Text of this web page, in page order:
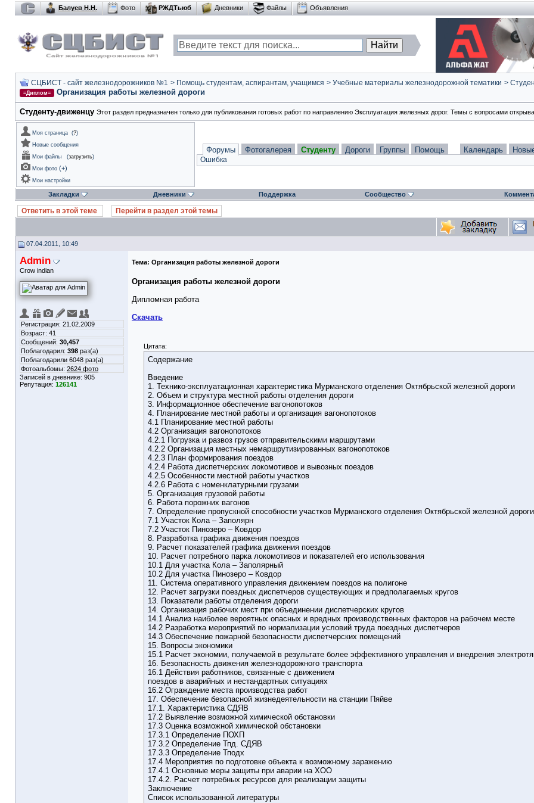
Балуев Н.Н. Фото РЖДТьюб Дневники Файлы Объявления
СЦБИСТ - сайт железнодорожников №1 > Помощь студентам, аспирантам, учащимся > Учебные материалы железнодорожной тематики >
=Диплом= Организация работы железной дороги
Студенту-движeнцу Этот раздел предназначен только для публикования готовых работ по направлению Эксплуатация железных дорог. Темы с вопросами
Моя страница (?)
Новые сообщения
Мои файлы
(загрузить)
Мои фото (+)
Мои настройки
Форумы Фотогалерея Студенту Дороги Группы Помощь Календарь
Ошибка
Закладки Дневники Поддержка Сообщество
Ответить в этой теме Перейти в раздел этой темы
07.04.2011, 10:49
Admin
Crow indian
Регистрация: 21.02.2009
Возраст: 41
Сообщений: 30,457
Поблагодарил: 398 раз(а)
Поблагодарили 6048 раз(а)
Фотоальбомы: 2624 фото
Записей в дневнике: 905
Репутация: 126141
Тема: Организация работы железной дороги
Организация работы железной дороги
Дипломная работа
Скачать
Цитата:
Содержание
Введение
1. Технико-эксплуатационная характеристика Мурманского отделения Октябрьской железной дороги
2. Объем и структура местной работы отделения дороги
3. Информационное обеспечение вагонопотоков
4. Планирование местной работы и организация вагонопотоков
4.1 Планирование местной работы
4.2 Организация вагонопотоков
4.2.1 Погрузка и развоз грузов отправительскими маршрутами
4.2.2 Организация местных немаршрутизированных вагонопотоков
4.2.3 План формирования поездов
4.2.4 Работа диспетчерских локомотивов и вывозных поездов
4.2.5 Особенности местной работы участков
4.2.6 Работа с номенклатурными грузами
5. Организация грузовой работы
6. Работа порожних вагонов
7. Определение пропускной способности участков Мурманского отделения Октябрьской железной дороги
7.1 Участок Кола – Заполярн
7.2 Участок Пинозеро – Ковдор
8. Разработка графика движения поездов
9. Расчет показателей графика движения поездов
10. Расчет потребного парка локомотивов и показателей его использования
10.1 Для участка Кола – Заполярный
10.2 Для участка Пинозеро – Ковдор
11. Система оперативного управления движением поездов на полигоне
12. Расчет загрузки поездных диспетчеров существующих и предполагаемых кругов
13. Показатели работы отделения дороги
14. Организация рабочих мест при объединении диспетчерских кругов
14.1 Анализ наиболее вероятных опасных и вредных производственных факторов на рабочем месте
14.2 Разработка мероприятий по нормализации условий труда поездных диспетчеров
14.3 Обеспечение пожарной безопасности диспетчерских помещений
15. Вопросы экономики
15.1 Расчет экономии, получаемой в результате более эффективного управления и внедрения
16. Безопасность движения железнодорожного транспорта
16.1 Действия работников, связанные с движением
поездов в аварийных и нестандартных ситуациях
16.2 Ограждение места производства работ
17. Обеспечение безопасной жизнедеятельности на станции Пяйве
17.1. Характеристика СДЯВ
17.2 Выявление возможной химической обстановки
17.3 Оценка возможной химической обстановки
17.3.1 Определение ПОХП
17.3.2 Определение Тпд. СДЯВ
17.3.3 Определение Тподх
17.4 Мероприятия по подготовке объекта к возможному заражению
17.4.1 Основные меры защиты при аварии на ХОО
17.4.2. Расчет потребных ресурсов для реализации защиты
Заключение
Список использованной литературы